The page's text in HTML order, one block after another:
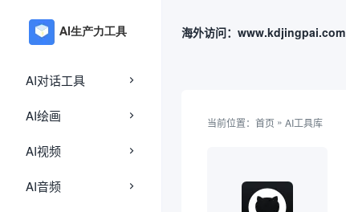
AI对话工具
AI绘画
AI视频
AI音频
海外访问：www.kdjingpai.com
当前位置： 首页 » AI工具库